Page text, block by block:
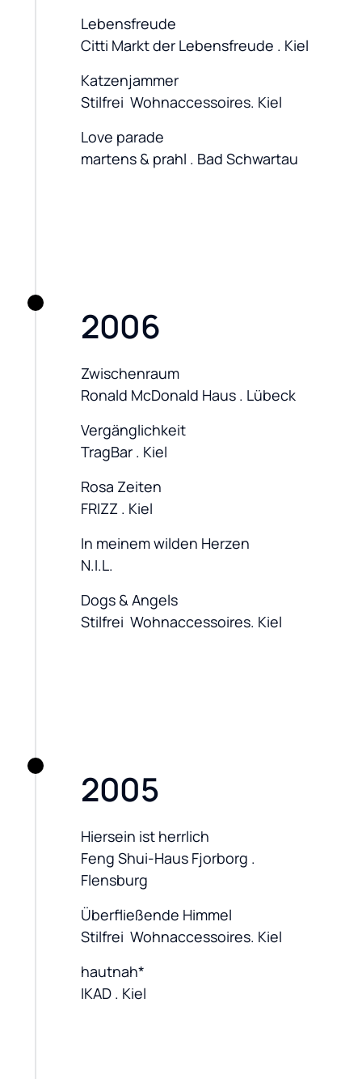
Lebensfreude
Citti Markt der Lebensfreude . Kiel
Katzenjammer
Stilfrei  Wohnaccessoires. Kiel
Love parade
martens & prahl . Bad Schwartau
2006
Zwischenraum
Ronald McDonald Haus . Lübeck
Vergänglichkeit
TragBar . Kiel
Rosa Zeiten
FRIZZ . Kiel
In meinem wilden Herzen
N.I.L.
Dogs & Angels
Stilfrei  Wohnaccessoires. Kiel
2005
Hiersein ist herrlich
Feng Shui-Haus Fjorborg .
Flensburg
Überfließende Himmel
Stilfrei  Wohnaccessoires. Kiel
hautnah*
IKAD . Kiel